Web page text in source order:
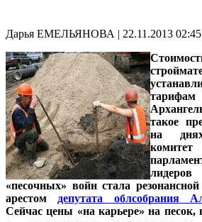
Дарья ЕМЕЛЬЯНОВА | 22.11.2013
такое
на
«песочных» войн стала
арестом депутата облсобрания
Сейчас цены «на карьере» на песок,